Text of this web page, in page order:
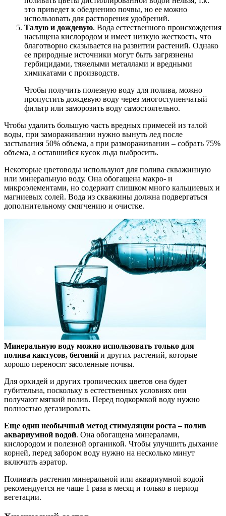
это приведет к обеднению почвы, но ее можно
использовать для растворения удобрений.
Талую и дождевую. Вода естественного происхождения
насыщена кислородом и имеет низкую жесткость, что
благотворно сказывается на развитии растений. Однако
ее природные источники могут быть загрязнены
гербицидами, тяжелыми металлами и вредными
химикатами с производств.
Чтобы получить полезную воду для полива, можно
пропустить дождевую воду через многоступенчатый
фильтр или заморозить воду самостоятельно.
Чтобы удалить большую часть вредных примесей из талой
воды, при замораживании нужно вынуть лед после
застывания 50% объема, а при размораживании – собрать 75%
объема, а оставшийся кусок льда выбросить.
Некоторые цветоводы используют для полива скважинную
или минеральную воду. Она обогащена макро- и
микроэлементами, но содержит слишком много кальциевых и
магниевых солей. Вода из скважины должна подвергаться
дополнительному смягчению и очистке.
Минеральную воду можно использовать только для
полива кактусов, бегоний и других растений, которые
хорошо переносят засоленные почвы.
Для орхидей и других тропических цветов она будет
губительна, поскольку в естественных условиях они
получают мягкий полив. Перед подкормкой воду нужно
полностью дегазировать.
Еще один необычный метод стимуляции роста – полив
аквариумной водой. Она обогащена минералами,
кислородом и полезной органикой. Чтобы улучшить дыхание
корней, перед забором воду нужно на несколько минут
включить аэратор.
Поливать растения минеральной или аквариумной водой
рекомендуется не чаще 1 раза в месяц и только в период
вегетации.